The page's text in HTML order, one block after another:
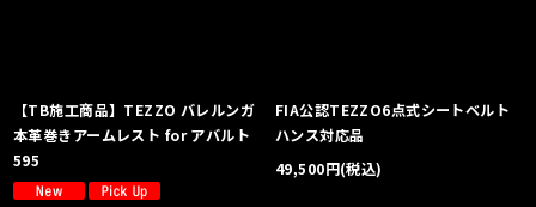
【TB施工商品】TEZZO バレルンガ
本革巻きアームレスト for アバルト
595
FIA公認TEZZO6点式シートベルト
ハンス対応品
49,500円(税込)